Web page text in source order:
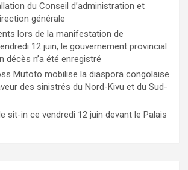
du Conseil d’administration et
générale
lors de la manifestation de
12 juin, le gouvernement provincial
décès n’a été enregistré
Mutoto mobilise la diaspora congolaise
des sinistrés du Nord-Kivu et du Sud-
sit-in ce vendredi 12 juin devant le Palais